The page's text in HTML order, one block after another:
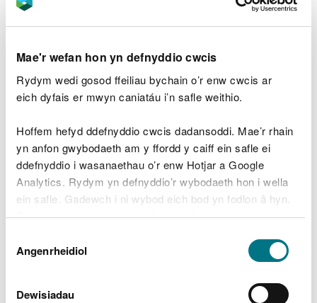
Mae'r wefan hon yn defnyddio cwcis
Rydym wedi gosod ffeiliau bychain o’r enw cwcis ar
eich dyfais er mwyn caniatáu i’n safle weithio.
Hoffem hefyd ddefnyddio cwcis dadansoddi. Mae’r rhain
yn anfon gwybodaeth am y ffordd y caiff ein safle ei
ddefnyddio i wasanaethau o’r enw Hotjar a Google
Analytics. Rydym yn defnyddio’r wybodaeth hon i wella
ein safle. Gadewch i ni wybod eich bod yn fodlon â hyn.
Byddwn yn defnyddio cwci i gadw eich dewis.
Gellirdarllen mwy am ein cwcis cyn i chi ddewis.
Caniatâd
Angenrheidiol
Dewisiadau
bywyd gwyllt
anwes
Rhaid i chi gwblhauasesiad risg dŵr daear
Rydym yn defnyddio dull cymesur wrth asesu
asesiadau risg dŵr daear. Bydd y risg ar gyfer pob
safle yn dibynnu ar lawer o ffactorau, gan gynnwys
y canlynol:
y dyfnder i'r lefel trwythiad
rhai a ddefnyddir at ddibenion dŵr yfed neu
gynhyrchu bwyd